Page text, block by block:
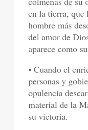
en la tierra, que
hombre más
del amor de
aparece como
• Cuando el
personas y
opulencia
material de la
su victoria.